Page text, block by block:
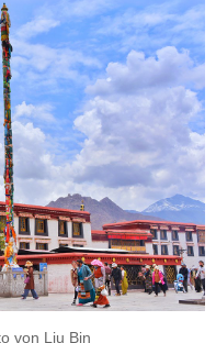
von Liu Bin